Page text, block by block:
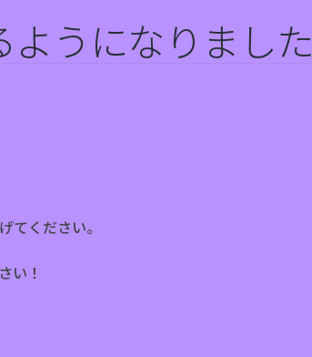
うになりました
てください。
い！